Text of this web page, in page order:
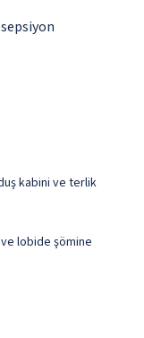
kabini ve terlik
lobide şömine